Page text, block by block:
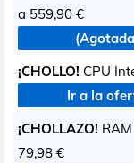
a 559,90 €
¡CHOLLO! CPU
Ir a la
¡CHOLLAZO!
79,98 €